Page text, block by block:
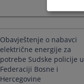
Obavještenje o nabavci
električne energije za
potrebe Sudske policije u
Federaciji Bosne i
Hercegovine